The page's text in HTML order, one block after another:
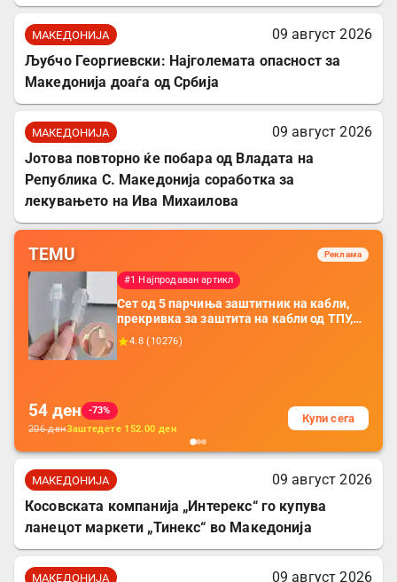
МАКЕДОНИЈА
09 август 2026
Љубчо Георгиевски: Најголемата опасност за
Македонија доаѓа од Србија
МАКЕДОНИЈА
09 август 2026
Јотова повторно ќе побара од Владата на
Република С. Македонија соработка за
лекувањето на Ива Михаилова
TEMU Реклама
#1 Најпродаван артикл
Сет од 5 парчиња заштитник на кабли,
прекривка за заштита на кабли од ТПУ,
додатоци за заштита на кабли, без
батерија, за мобилни телефони, комплет
4.8 ( 10276)
54 ден
-73%
206денЗаштедете 152.00 ден
Купи сега
МАКЕДОНИЈА
09 август 2026
Косовската компанија „Интерекс“ го купува
ланецот маркети „Тинекс“ во Македонија
МАКЕДОНИЈА 09 август 2026